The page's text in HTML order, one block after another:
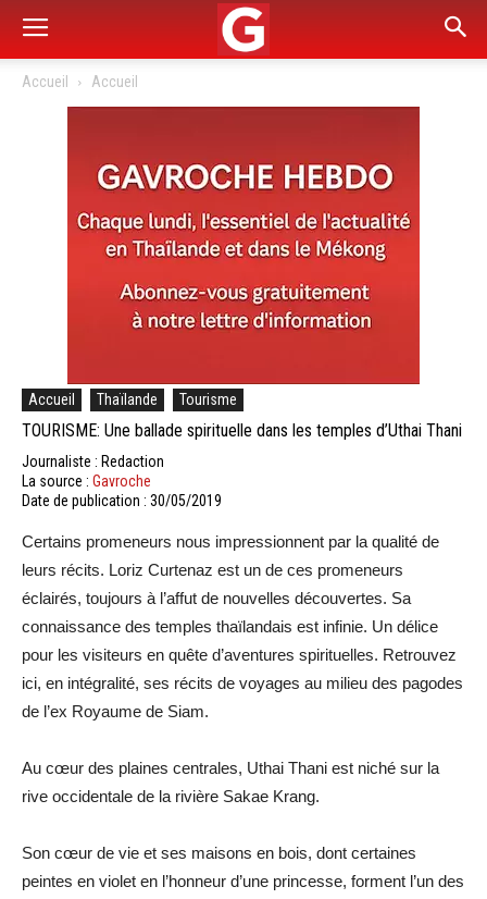
Accueil Accueil
Accueil Thaïlande Tourisme
TOURISME: Une ballade spirituelle dans les temples d’Uthai Thani
Journaliste : Redaction
La source : Gavroche
Date de publication : 30/05/2019
Certains promeneurs nous impressionnent par la qualité de
leurs récits. Loriz Curtenaz est un de ces promeneurs
éclairés, toujours à l’affut de nouvelles découvertes. Sa
connaissance des temples thaïlandais est infinie. Un délice
pour les visiteurs en quête d’aventures spirituelles. Retrouvez
ici, en intégralité, ses récits de voyages au milieu des pagodes
de l’ex Royaume de Siam.
Au cœur des plaines centrales, Uthai Thani est niché sur la
rive occidentale de la rivière Sakae Krang.
Son cœur de vie et ses maisons en bois, dont certaines
peintes en violet en l’honneur d’une princesse, forment l’un des